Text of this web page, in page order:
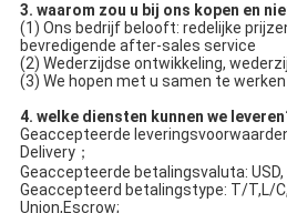
3. waarom zou u bij ons kopen en
(1) Ons bedrijf belooft: redelijke
bevredigende after-sales service
(2) Wederzijdse ontwikkeling,
(3) We hopen met u samen te werken
4. welke diensten kunnen we
Geaccepteerde leveringsvoorwaarden:
Delivery；
Geaccepteerde betalingsvaluta: USD,
Geaccepteerd betalingstype: T/T,L/
Union,Escrow;